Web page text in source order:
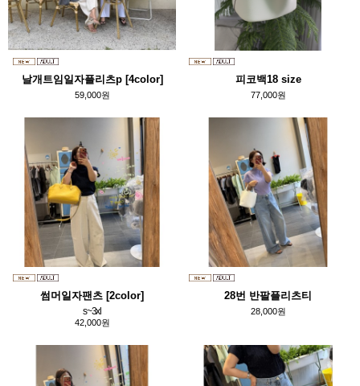
날개트임일자플리츠p [4color]
59,000원
피코백18 size
77,000원
썸머일자팬츠 [2color]
s~3xl
42,000원
28번 반팔플리츠티
28,000원